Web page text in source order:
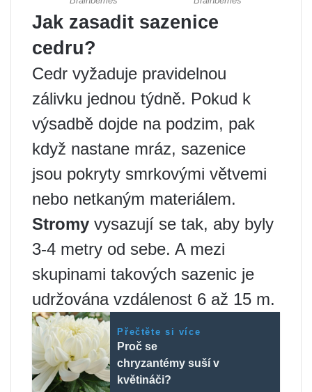
Jak zasadit sazenice
cedru?
Cedr vyžaduje pravidelnou
zálivku jednou týdně. Pokud k
výsadbě dojde na podzim, pak
když nastane mráz, sazenice
jsou pokryty smrkovými větvemi
nebo netkaným materiálem.
Stromy vysazují se tak, aby byly
3-4 metry od sebe. A mezi
skupinami takových sazenic je
udržována vzdálenost 6 až 15 m.
Přečtěte si více
Proč se
chryzantémy suší v
květináči?